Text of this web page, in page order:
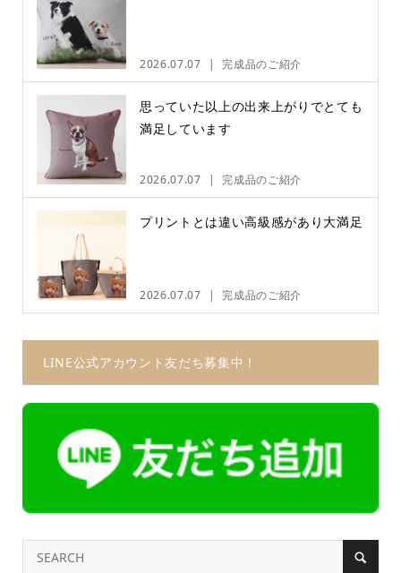
2026.07.07 完成品のご紹介
思っていた以上の出来上がりでとても
満足しています
2026.07.07 完成品のご紹介
プリントとは違い高級感があり大満足
2026.07.07 完成品のご紹介
LINE公式アカウント友だち募集中！